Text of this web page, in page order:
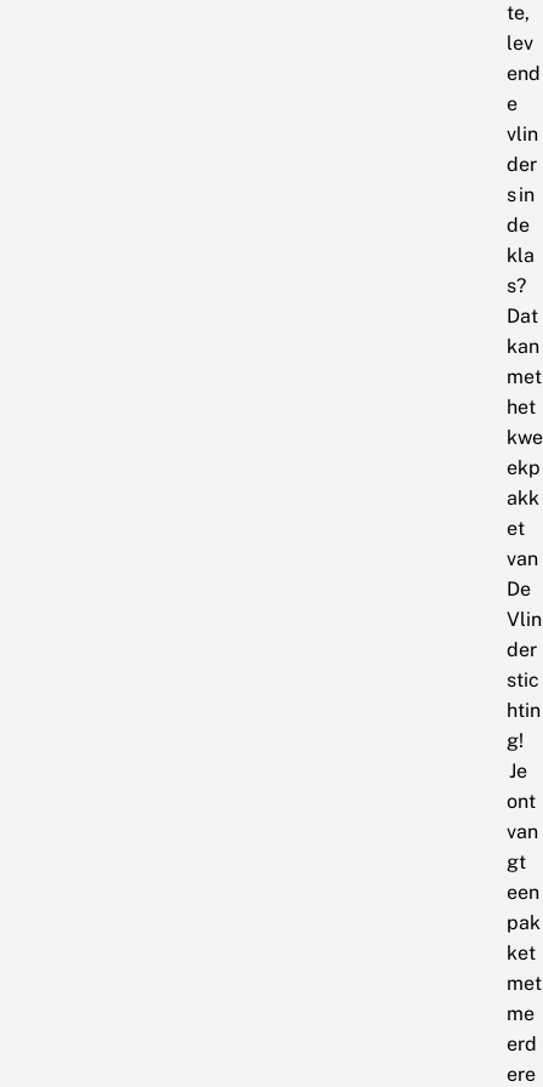
te,
lev
end
e
vlin
der
s in
de
kla
s?
Dat
kan
met
het
kwe
ekp
akk
et
van
De
Vlin
der
stic
htin
g!
Je
ont
van
gt
een
pak
ket
met
me
erd
ere